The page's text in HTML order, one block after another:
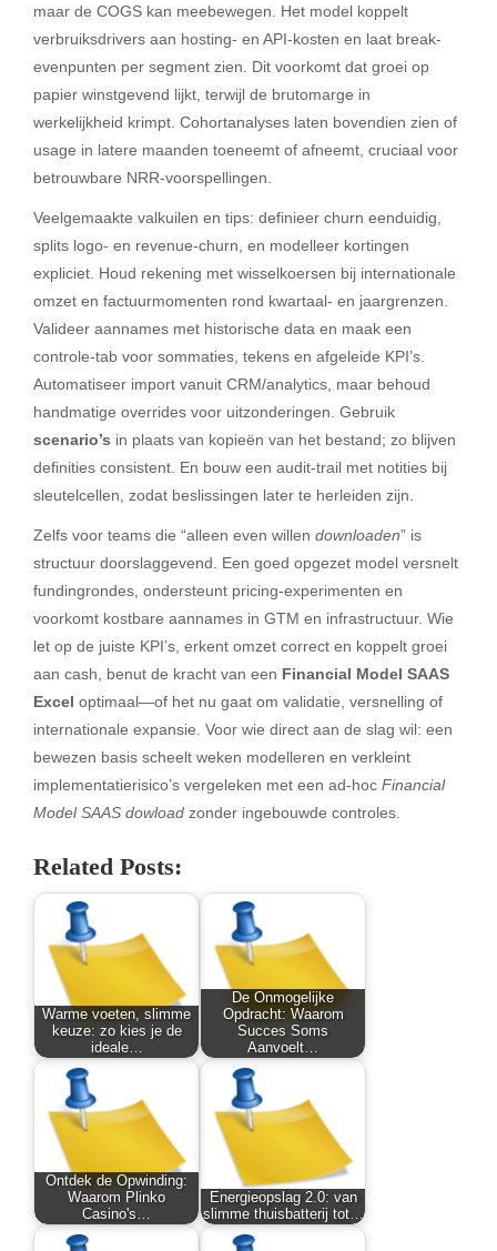
maar de COGS kan meebewegen. Het model koppelt
verbruiksdrivers aan hosting- en API-kosten en laat break-
evenpunten per segment zien. Dit voorkomt dat groei op
papier winstgevend lijkt, terwijl de brutomarge in
werkelijkheid krimpt. Cohortanalyses laten bovendien zien of
usage in latere maanden toeneemt of afneemt, cruciaal voor
betrouwbare NRR-voorspellingen.
Veelgemaakte valkuilen en tips: definieer churn eenduidig,
splits logo- en revenue-churn, en modelleer kortingen
expliciet. Houd rekening met wisselkoersen bij internationale
omzet en factuurmomenten rond kwartaal- en jaargrenzen.
Valideer aannames met historische data en maak een
controle-tab voor sommaties, tekens en afgeleide KPI’s.
Automatiseer import vanuit CRM/analytics, maar behoud
handmatige overrides voor uitzonderingen. Gebruik
scenario’s in plaats van kopieën van het bestand; zo blijven
definities consistent. En bouw een audit-trail met notities bij
sleutelcellen, zodat beslissingen later te herleiden zijn.
Zelfs voor teams die “alleen even willen downloaden” is
structuur doorslaggevend. Een goed opgezet model versnelt
fundingrondes, ondersteunt pricing-experimenten en
voorkomt kostbare aannames in GTM en infrastructuur. Wie
let op de juiste KPI’s, erkent omzet correct en koppelt groei
aan cash, benut de kracht van een Financial Model SAAS
Excel optimaal—of het nu gaat om validatie, versnelling of
internationale expansie. Voor wie direct aan de slag wil: een
bewezen basis scheelt weken modelleren en verkleint
implementatierisico’s vergeleken met een ad-hoc Financial
Model SAAS dowload zonder ingebouwde controles.
Related Posts:
Warme voeten, slimme
keuze: zo kies je de
ideale…
De Onmogelijke
Opdracht: Waarom
Succes Soms
Aanvoelt…
Ontdek de Opwinding:
Waarom Plinko
Casino's…
Energieopslag 2.0: van
slimme thuisbatterij tot…